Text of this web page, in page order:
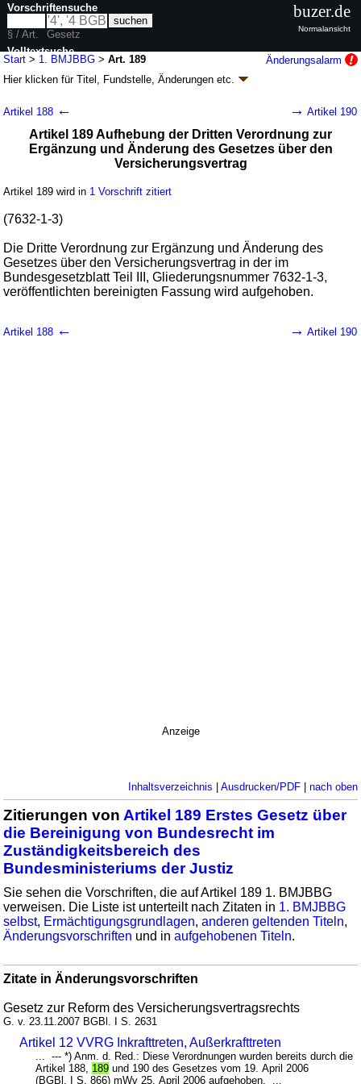
Start > 1. BMJBBG >Art. 189
Änderungsalarm
Hier klicken fürTitel, Fundstelle, Änderungen etc.
von Bundesrecht im Zuständigkeitsbereich des
Bundesministeriums der Justiz (1.
BMJBBGk.a.Abk.)
Abs. 13 G. v. 11.08.2009BGBl. I S. 2713
188 Änderungen
Artikel 188 ← → Artikel 190
Artikel 189 Aufhebung der Dritten Verordnung zur
Ergänzung und Änderung des Gesetzes über den
Versicherungsvertrag
Artikel 189 wird in 1 Vorschrift zitiert
(7632-1-3)
Die Dritte Verordnung zur Ergänzung und Änderung des
Gesetzes über den Versicherungsvertrag in der im
Bundesgesetzblatt Teil III, Gliederungsnummer 7632-1-3,
veröffentlichten bereinigten Fassung wird aufgehoben.
Artikel 188 ← → Artikel 190
Anzeige
Inhaltsverzeichnis | Ausdrucken/PDF| nach oben
Zitierungen von Artikel 189 Erstes Gesetz über
die Bereinigung von Bundesrecht im
Zuständigkeitsbereich des
Bundesministeriums der Justiz
Sie sehen die Vorschriften, die auf Artikel 189 1. BMJBBG
verweisen. Die Liste ist unterteilt nach Zitaten in 1. BMJBBG
selbst, Ermächtigungsgrundlagen,anderen geltenden Titeln,
Änderungsvorschriften und inaufgehobenen Titeln.
Zitate in Änderungsvorschriften
Gesetz zur Reform des Versicherungsvertragsrechts
G. v. 23.11.2007 BGBl. I S. 2631
Artikel 12 VVRG Inkrafttreten, Außerkrafttreten
... --- *) Anm. d. Red.: Diese Verordnungen wurden bereits durch die
Artikel 188, 189 und 190 des Gesetzes vom 19. April 2006
(BGBl. I S. 866) mWv 25. April 2006 aufgehoben. ...
Vorschriftensuche
§ / Art.
Gesetz
Volltextsuche
nur in 1. BMJBBG
buzer.de
Normalansicht